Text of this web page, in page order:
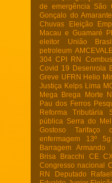
de emergência
São
Gonçalo do Amarante
Chuvas
Eleição
Macau e Guamaré
eleitor
União Brasil
petroleum
304 CPI RN
Covid 19 Desenrola
Greve UFRN Helio
Justiça Kelps Lima
Mega Brega
Morte
Pau dos Ferros
Reforma Tributária
pública
Serra do Mel
Gostoso
Tarifaço
enfermagem
13º
Barragem Armando
Brisa Bracchi
CE CX
Congresso nacional
RN
Deputado